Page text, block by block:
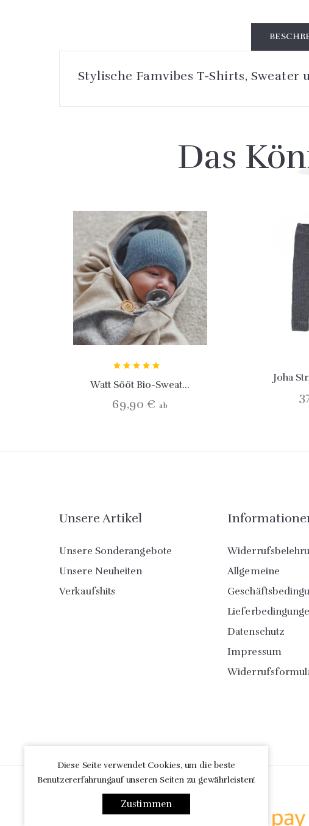
Stylische Famvibes T-Shirts,
Das
Watt Sööt Bio-Sweat...
69,90 €ab
Joha
Unsere Artikel
Unsere Sonderangebote
Unsere Neuheiten
Verkaufshits
Allgemeine
Datenschutz
Impressum
Diese Seite verwendet Cookies, um die beste
Benutzererfahrungauf unseren Seiten zu gewährleisten!
Zustimmen